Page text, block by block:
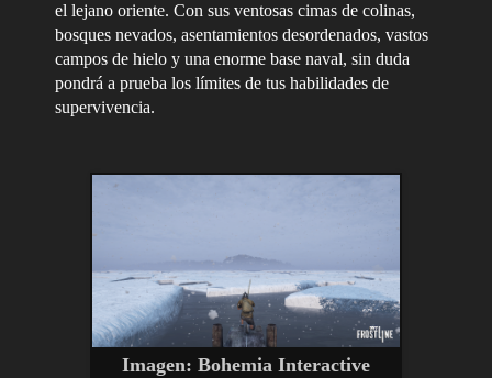
el lejano oriente. Con sus ventosas cimas de colinas,
bosques nevados, asentamientos desordenados, vastos
campos de hielo y una enorme base naval, sin duda
pondrá a prueba los límites de tus habilidades de
supervivencia.
Imagen: Bohemia Interactive